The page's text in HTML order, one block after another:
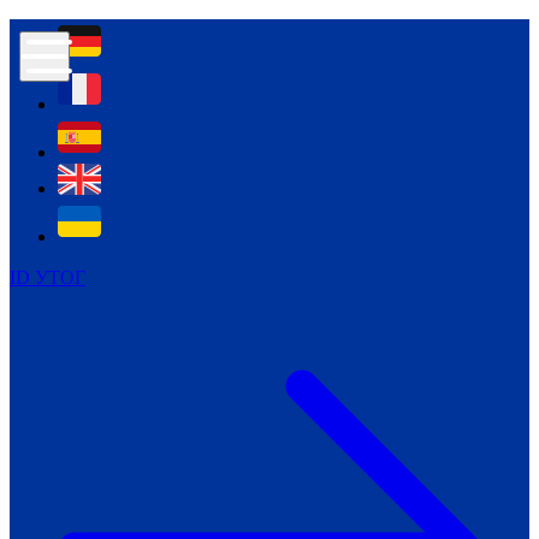
ID УТОГ
Контур психологічної безпеки глухих
Всеукраїнський пісенний
челендж «Україно, ти є!»
Молодіжний челендж «Жестова
мова для мене – це…»
Репортажі спеціальних та
інклюзивних начальних закладів